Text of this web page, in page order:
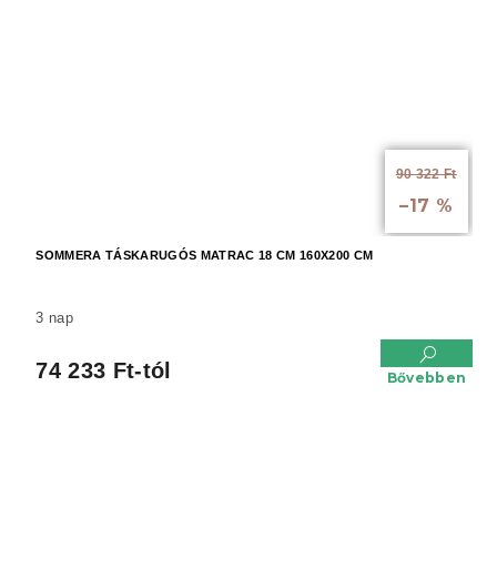
90 322 Ft
–17 %
SOMMERA TÁSKARUGÓS MATRAC 18 CM 160X200 CM
3 nap
74 233 Ft-tól Bővebben